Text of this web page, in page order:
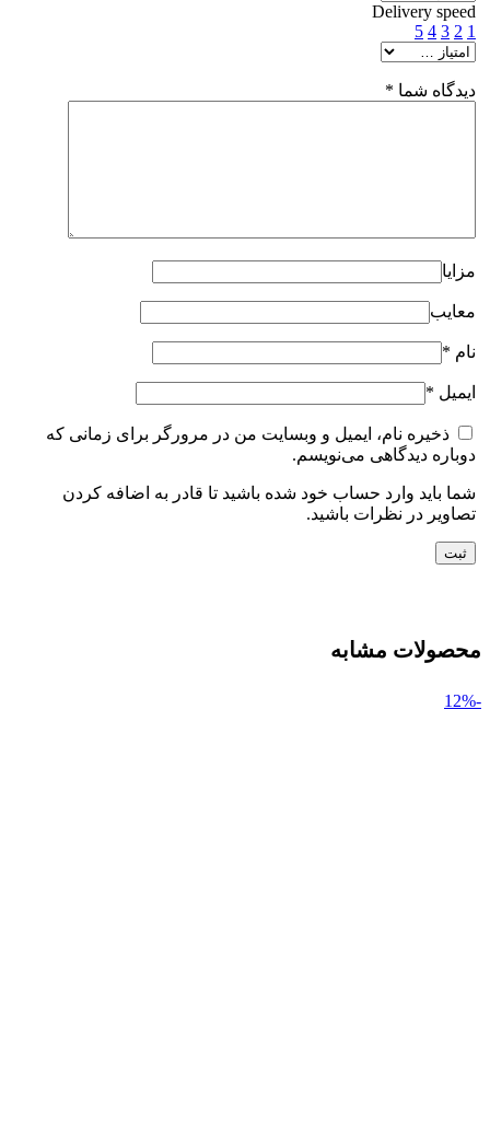
Delivery speed
1
2
3
4
5
دیدگاه شما *
مزایا
معایب
نام *
ایمیل *
ذخیره نام، ایمیل و وبسایت من در مرورگر برای زمانی که
دوباره دیدگاهی می‌نویسم.
شما باید وارد حساب خود شده باشید تا قادر به اضافه کردن
تصاویر در نظرات باشید.
محصولات مشابه
-12%